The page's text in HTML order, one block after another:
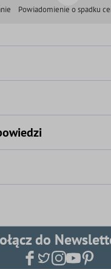
Powiadomienie o spadku
do